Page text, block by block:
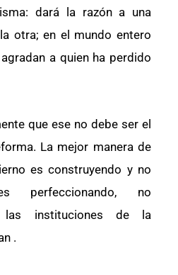
dará la razón a una
otra; en el mundo entero
a quien ha perdido
que ese no debe ser el
La mejor manera de
es construyendo y no
perfeccionando, no
las instituciones de la
.